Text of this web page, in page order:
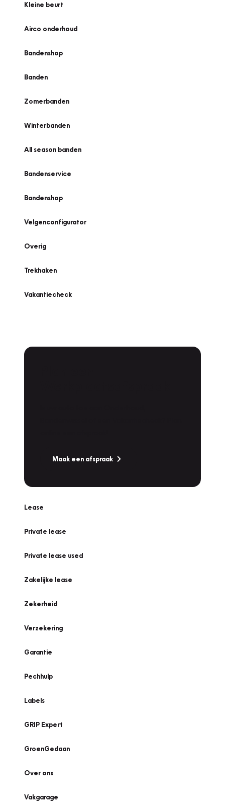
Kleine beurt
Airco onderhoud
Bandenshop
Banden
Zomerbanden
Winterbanden
All season banden
Bandenservice
Bandenshop
Velgenconfigurator
Overig
Trekhaken
Vakantiecheck
Maak een afspraak
Lease
Private lease
Private lease used
Zakelijke lease
Zekerheid
Verzekering
Garantie
Pechhulp
Labels
GRIP Expert
GroenGedaan
Over ons
Vakgarage